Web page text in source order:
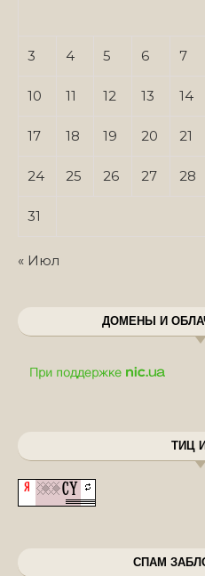
3 4 5 6 7
10 11 12 13 14
17 18 19 20 21
24 25 26 27 28
31
« Июл
ДОМЕНЫ И
ТИЦ
СПАМ